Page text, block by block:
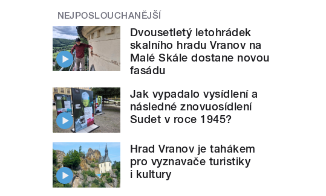
NEJPOSLOUCHANĚJŠÍ
Dvousetletý letohrádek
skalního hradu Vranov na
Malé Skále dostane novou
fasádu
Jak vypadalo vysídlení a
následné znovuosídlení
Sudet v roce 1945?
Hrad Vranov je tahákem
pro vyznavače turistiky
i kultury